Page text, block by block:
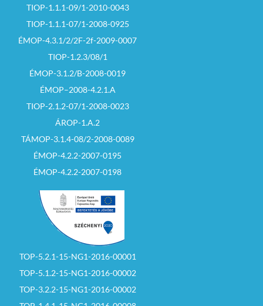
TIOP-1.1.1-09/1-2010-0043
TIOP-1.1.1-07/1-2008-0925
ÉMOP-4.3.1/2/2F-2f-2009-0007
TIOP-1.2.3/08/1
ÉMOP-3.1.2/B-2008-0019
ÉMOP–2008-4.2.1.A
TIOP-2.1.2-07/1-2008-0023
ÁROP-1.A.2
TÁMOP-3.1.4-08/2-2008-0089
ÉMOP-4.2.2-2007-0195
ÉMOP-4.2.2-2007-0198
TOP-5.2.1-15-NG1-2016-00001
TOP-5.1.2-15-NG1-2016-00002
TOP-3.2.2-15-NG1-2016-00002